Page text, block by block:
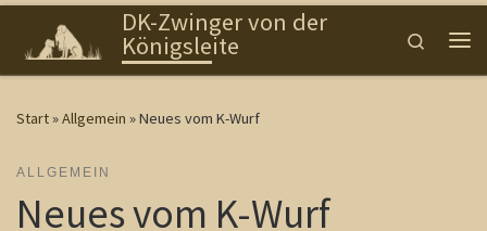
Zum Inhalt springenDK-Zwinger von der
Königsleite
Search
Start»Allgemein »Neues vom K-Wurf
ALLGEMEIN
Neues vom K-Wurf